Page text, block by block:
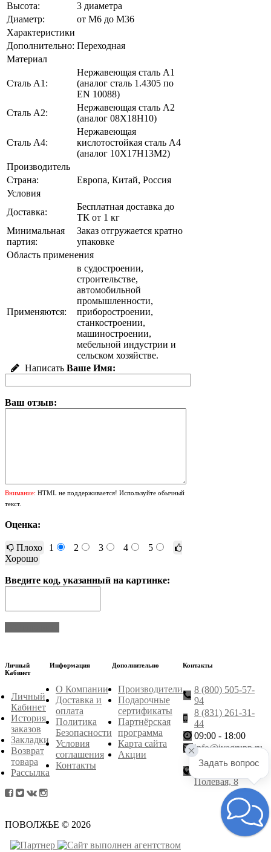
Высота:
3 диаметра
Диаметр:
от М6 до М36
Характеристики
Дополнительно: Переходная
Материал
Сталь А1:
Нержавеющая сталь А1
(аналог сталь 1.4305 по
EN 10088)
Сталь А2:
Нержавеющая сталь А2
(аналог 08Х18Н10)
Сталь A4:
Нержавеющая
кислотостойкая сталь A4
(аналог 10Х17Н13М2)
Производитель
Страна:
Европа, Китай, Россия
Условия
Доставка:
Бесплатная доставка до
ТК от 1 кг
Минимальная
партия:
Заказ отгружается кратно
упаковке
Область применения
Применяются:
в судостроении,
строительстве,
автомобильной
промышленности,
приборостроении,
станкостроении,
машиностроении,
мебельной индустрии и
сельском хозяйстве.
Написать Ваше Имя:
Ваш отзыв:
Внимание: HTML не поддерживается! Используйте обычный
текст.
Оценка:
Плохо 1 2 3 4
5
Хорошо
Введите код, указанный на картинке:
Личный
Кабинет
Личный
Кабинет
История
заказов
Закладки
Возврат
товара
Рассылка
Информация
О Компании
Доставка и
оплата
Политика
Безопасности
Условия
соглашения
Контакты
Дополнительно
Производители
Подарочные
сертификаты
Партнёрская
программа
Карта сайта
Акции
Контакты
8 (800) 505-57-
94
8 (831) 261-31-
44
09:00 - 18:00
info@ivagrupp.ru
Нижний
Новгород,
Полевая, 8
ПОВОЛЖЬЕ © 2026
Задать вопрос